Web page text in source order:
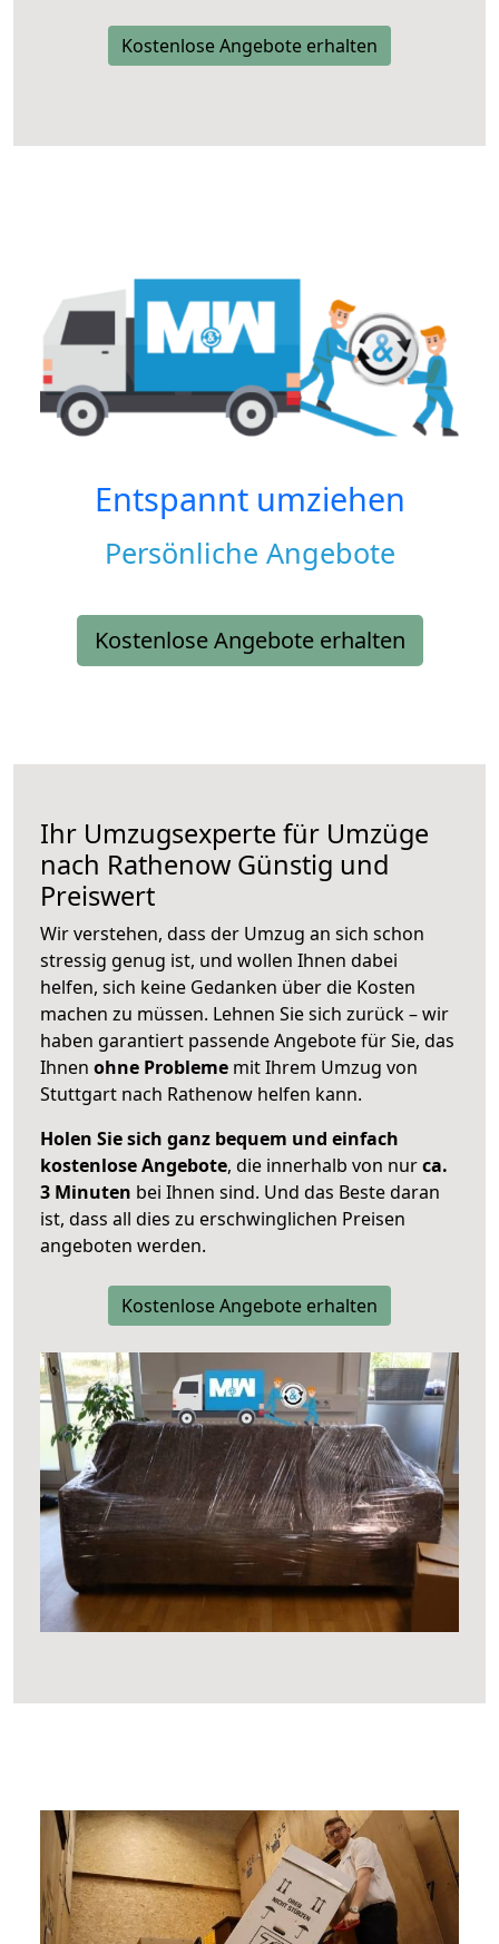
Kostenlose Angebote erhalten
Entspannt umziehen
Persönliche Angebote
Kostenlose Angebote erhalten
Ihr Umzugsexperte für Umzüge
nach Rathenow Günstig und
Preiswert
Wir verstehen, dass der Umzug an sich schon
stressig genug ist, und wollen Ihnen dabei
helfen, sich keine Gedanken über die Kosten
machen zu müssen. Lehnen Sie sich zurück – wir
haben garantiert passende Angebote für Sie, das
Ihnen ohne Probleme mit Ihrem Umzug von
Stuttgart nach Rathenow helfen kann.
Holen Sie sich ganz bequem und einfach
kostenlose Angebote, die innerhalb von nurca.
3 Minuten bei Ihnen sind. Und das Beste daran
ist, dass all dies zu erschwinglichen Preisen
angeboten werden.
Kostenlose Angebote erhalten